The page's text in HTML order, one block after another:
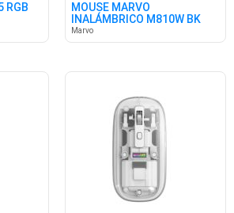
RGB
MOUSE MARVO
INALÁMBRICO M810W BK
Marvo